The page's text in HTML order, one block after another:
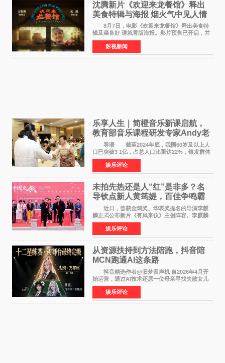
沈腾新片《欢迎来龙餐馆》释出
美食特辑与海报 烟火气中见人情
温暖
8月7日，电影《欢迎来龙餐馆》释出美食特
辑及菜备好 请就胃版海报。影片预售已开启，并
将于8月8日至10日14:00-21:00举行全国超前点
映。电影《欢迎来龙餐馆》作为战争美食喜剧大
片，讲述了中国
影视新闻
乐享人生｜简橙音乐新课启航，
教育部音乐课程研发专家Andy老
师重磅入驻领航银龄琴声
导语 截至2024年底，我国60岁及以上人
口已突破3 1亿，占总人口比重达22%，银发群体
的精神文化需求日益凸显。2024年1月，国务院办
公厅印发《关于发展银发经济增进老年人福祉的
意见》——这是
娱乐评论
未拍先热还是人“红”是非多？名
导钦点新人黄筠媞，百佳争鸣霸
气回应
近日，曾获金鸡奖、华表奖提名的导演李麒
麟正式公布新片《有凤来仪》主创阵容。李麒麟
早年凭电影《华容道》获得金鸡奖、华表奖提
名，此后长期参与国内外电影制作，其担任制片
人参与的作品亦曾
娱乐评论
从资源扶持到方法陪跑，抖音陪
MCN跑通AI这条路
抖音精选作者@旧梦留声机 自2026年4月开
始运营，通过AI技术还原一位母亲寻找失散女儿
的故事，凭借强情感表达获得大量用户关注，发
布仅21小时便获得超1亿曝光、超1000万互动。
此后，账号持续沿
娱乐评论